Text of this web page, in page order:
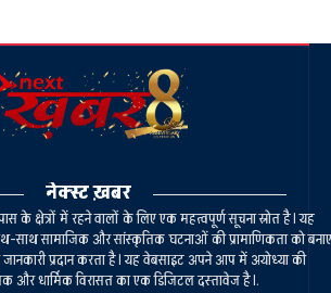
नेक्स्ट ख़बर
के क्षेत्रों में रहने वालों के लिए एक महत्वपूर्ण सूचना स्रोत है। यह
साथ सामाजिक और सांस्कृतिक घटनाओं की प्रामाणिकता को बनाए
प्रदान करता है। यह वेबसाइट अपने आप में अयोध्या की
और धार्मिक विरासत का एक डिजिटल दस्तावेज है।.